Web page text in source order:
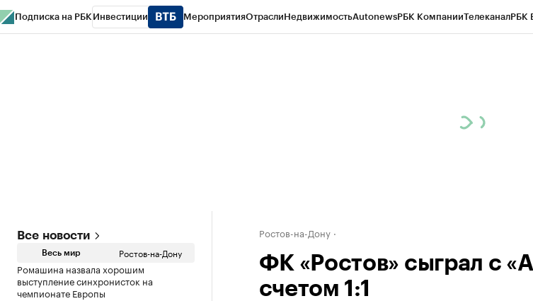
Подписка на РБК Инвестиции МероприятияОтраслиНедвижимостьAutonewsРБК КомпанииТелеканалРБК
Все новости
Весь мир Ростов-на-Дону
Ромашина назвала хорошим
выступление синхронисток на
чемпионате Европы
Ростов-на-Дону
ФК «Ростов» сыграл с
счетом 1:1